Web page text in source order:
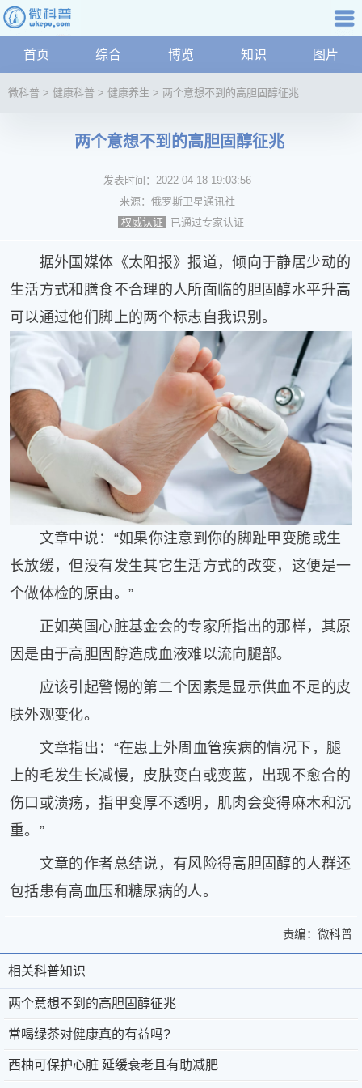
科普知识 航
首页 综合 博览 知识 图片
科
技
文
化
康
庭
术
人
百
科
奇
答
图
动
更
多
微科普 > 健康科普 > 健康养生 > 两个意想不到的高胆固醇征兆
两个意想不到的高胆固醇征兆
发表时间： 2022-04-18 19:03:56
来源： 俄罗斯卫星通讯社
权威认证
已通过专家认证
据外国媒体《太阳报》报道，倾向于静居少动的
生活方式和膳食不合理的人所面临的胆固醇水平升高
可以通过他们脚上的两个标志自我识别。
文章中说：“如果你注意到你的脚趾甲变脆或生
长放缓，但没有发生其它生活方式的改变，这便是一
个做体检的原由。”
正如英国心脏基金会的专家所指出的那样，其原
因是由于高胆固醇造成血液难以流向腿部。
应该引起警惕的第二个因素是显示供血不足的皮
肤外观变化。
文章指出：“在患上外周血管疾病的情况下，腿
上的毛发生长减慢，皮肤变白或变蓝，出现不愈合的
伤口或溃疡，指甲变厚不透明，肌肉会变得麻木和沉
重。”
文章的作者总结说，有风险得高胆固醇的人群还
包括患有高血压和糖尿病的人。
责编： 微科普
两
个
意
想
不
>
相
关
科
普
两
个
意
想
不
的
关
于
微
普
微
科
公
2011-
相关科普知识
两个意想不到的高胆固醇征兆
常喝绿茶对健康真的有益吗?
西柚可保护心脏 延缓衰老且有助减肥